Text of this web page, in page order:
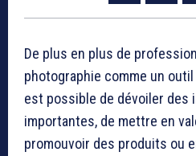
De plus en plus de
photographie comme un
est possible de dévoiler des
importantes, de mettre en
promouvoir des produits ou